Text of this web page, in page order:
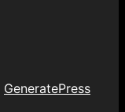
GeneratePress